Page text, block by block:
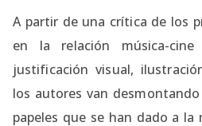
A partir de una crítica de los
en la relación música-cine
justificación visual,
los autores van
papeles que se han dado a